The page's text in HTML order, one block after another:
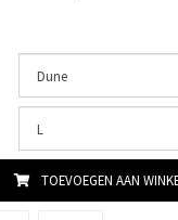
TOEVOEGEN AAN